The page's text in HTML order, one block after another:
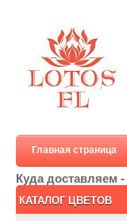
Главная страница
Куда доставляем -
КАТАЛОГ ЦВЕТОВ